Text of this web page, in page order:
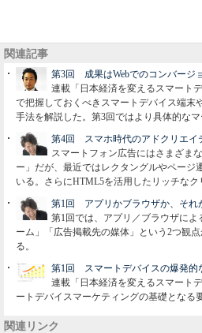
関連記事
第3回 成果はWebでのコンバージ
連載「日本経済を変えるスマート
で把握しておくべきスマートデバイス端末
手法を解説した。第3回ではより具体的な
第4回 スマホ時代のアドクリエイ
スマートフォン広告にはさまざま
ー」だが、最近ではレクタングルやページ
いる。さらにHTML5を活用したリッチな
第1回 アプリかブラウザか、それ
第1回では、アプリ／ブラウザに
ーム」「広告掲載先の媒体」という2つ観
る。
第1回 スマートデバイスの爆発的
連載「日本経済を変えるスマート
ートデバイスマーケティングの基礎となる
関連リンク